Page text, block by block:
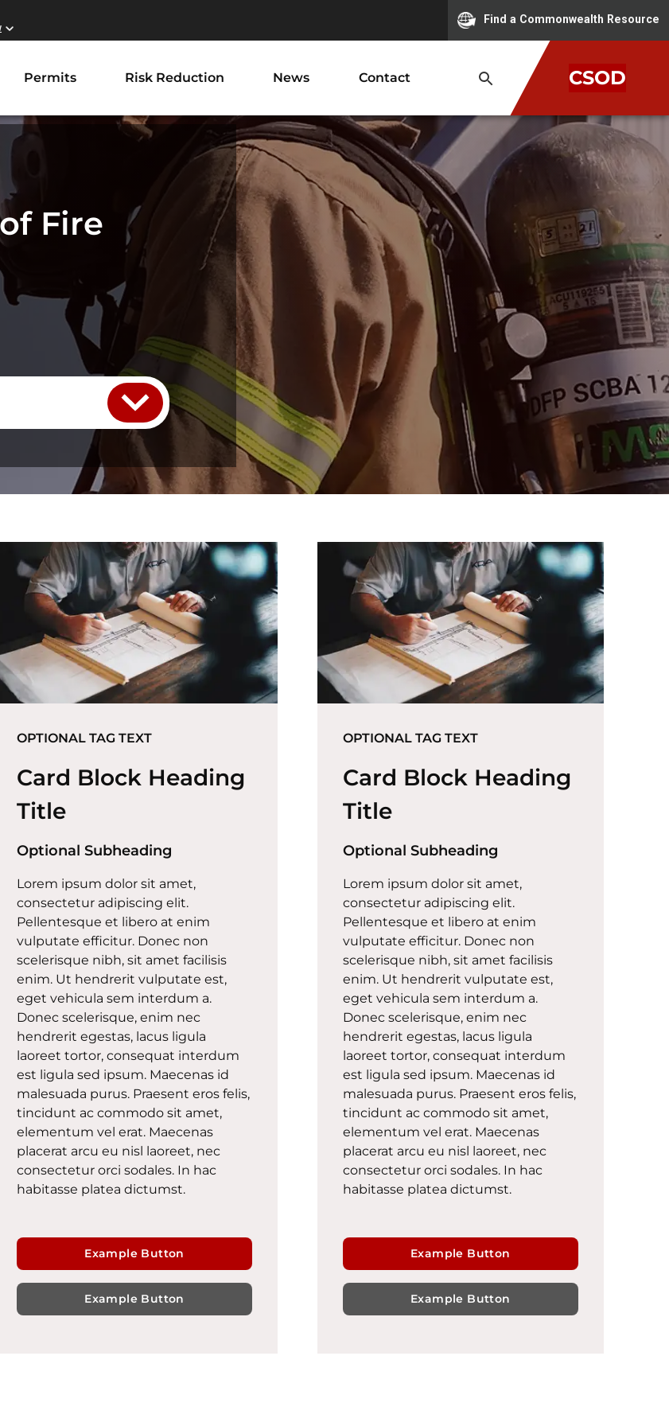
Find a Commonwealth Resource
Permits Risk Reduction News Contact CSOD
Fire
OPTIONAL TAG TEXT
Card Block Heading
Title
Optional Subheading
Lorem ipsum dolor sit amet,
consectetur adipiscing elit.
Pellentesque et libero at enim
vulputate efficitur. Donec non
scelerisque nibh, sit amet facilisis
enim. Ut hendrerit vulputate est,
eget vehicula sem interdum a.
Donec scelerisque, enim nec
hendrerit egestas, lacus ligula
laoreet tortor, consequat interdum
est ligula sed ipsum. Maecenas id
malesuada purus. Praesent eros felis,
tincidunt ac commodo sit amet,
elementum vel erat. Maecenas
placerat arcu eu nisl laoreet, nec
consectetur orci sodales. In hac
habitasse platea dictumst.
Example Button
Example Button
OPTIONAL TAG TEXT
Card Block Heading
Title
Optional Subheading
Lorem ipsum dolor sit amet,
consectetur adipiscing elit.
Pellentesque et libero at enim
vulputate efficitur. Donec non
scelerisque nibh, sit amet facilisis
enim. Ut hendrerit vulputate est,
eget vehicula sem interdum a.
Donec scelerisque, enim nec
hendrerit egestas, lacus ligula
laoreet tortor, consequat interdum
est ligula sed ipsum. Maecenas id
malesuada purus. Praesent eros felis,
tincidunt ac commodo sit amet,
elementum vel erat. Maecenas
placerat arcu eu nisl laoreet, nec
consectetur orci sodales. In hac
habitasse platea dictumst.
Example Button
Example Button